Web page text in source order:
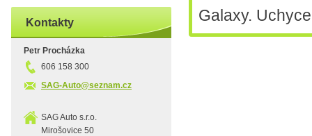
Kontakty
Petr Procházka
606 158 300
SAG-Auto@seznam.cz
SAG Auto s.r.o.
Mirošovice 50
Galaxy.